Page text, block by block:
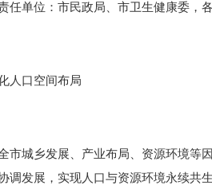
任单位：市民政局、市卫生健康委，
口空间布局
城乡发展、产业布局、资源环境等因
调发展，实现人口与资源环境永续共